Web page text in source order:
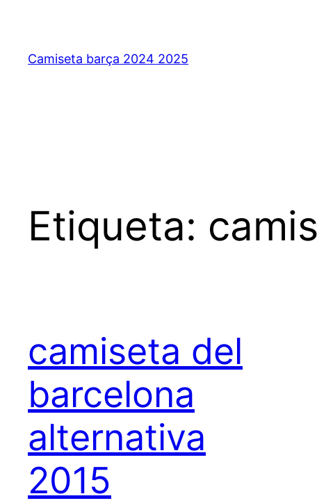
contenido
Camiseta barça 2024 2025
Etiqueta:
camiseta del
barcelona
alternativa
2015